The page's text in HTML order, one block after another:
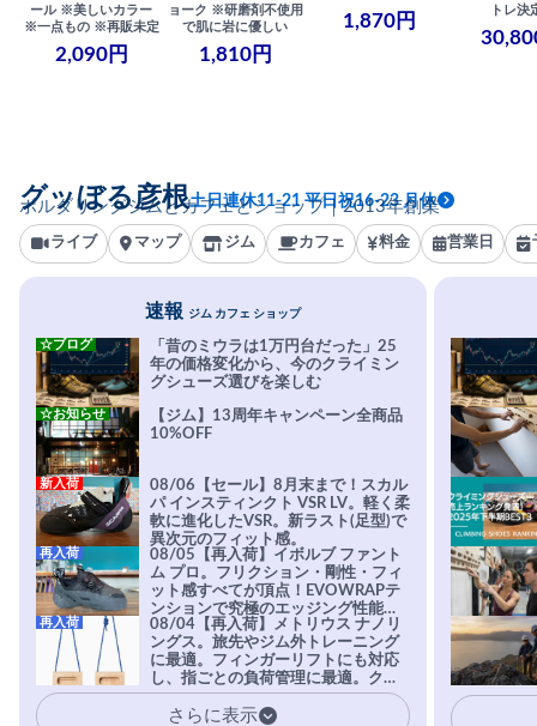
ール ※美しいカラー
※一点もの ※再販未定
2,090円
ョーク ※研磨剤不使用
で肌に岩に優しい
1,810円
1,870円
トレ決
ボルダリングジムとカフェとショップ｜2013年創業
グッぼる彦根土日連休11-21 平日祝16-23 月休
ライブ マップ ジム カフェ 料金 営業日
速報 ジム カフェ ショップ
「昔のミウラは1万円台だった」25
年の価格変化から、今のクライミン
グシューズ選びを楽しむ
☆ブログ
【ジム】13周年キャンペーン全商品
10%OFF
☆お知らせ
08/06【セール】8月末まで！スカル
パ インスティンクト VSR LV。軽く柔
軟に進化したVSR。新ラスト(足型)で
異次元のフィット感。
新入荷
08/05【再入荷】イボルブ ファント
ム プロ。フリクション・剛性・フィ
ット感すべてが頂点！EVOWRAPテ
ンションで究極のエッジング性能を
実現。進化系ラバーEvo-74はTRAX
を凌駕する粘着力で極小ホールドに
安心感。
再入荷
08/04【再入荷】メトリウス ナノリ
ングス。旅先やジム外トレーニング
に最適。フィンガーリフトにも対応
し、指ごとの負荷管理に最適。クラ
イマーの指を本気で鍛えるギア。
再入荷
さらに表示